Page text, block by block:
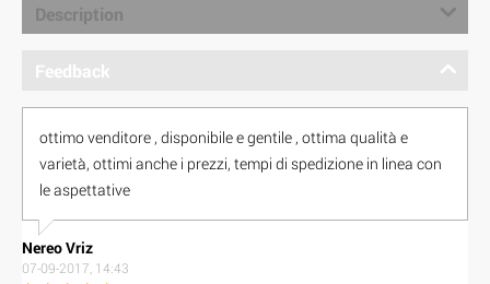
Description
Feedback
ottimo venditore , disponibile e gentile , ottima qualità e
varietà, ottimi anche i prezzi, tempi di spedizione in linea con
le aspettative
Nereo Vriz
07-09-2017, 14:43